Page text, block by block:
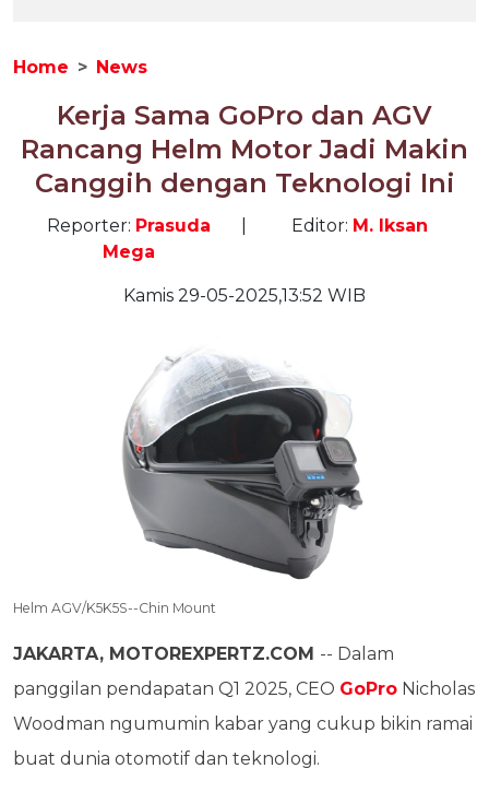
Home News
Kerja Sama GoPro dan AGV
Rancang Helm Motor Jadi Makin
Canggih dengan Teknologi Ini
Reporter: Prasuda
Mega
Editor: M. Iksan
Kamis 29-05-2025,13:52 WIB
Helm AGV/K5K5S--Chin Mount
JAKARTA, MOTOREXPERTZ.COM -- Dalam
panggilan pendapatan Q1 2025, CEO GoPro Nicholas
Woodman ngumumin kabar yang cukup bikin ramai
buat dunia otomotif dan teknologi.